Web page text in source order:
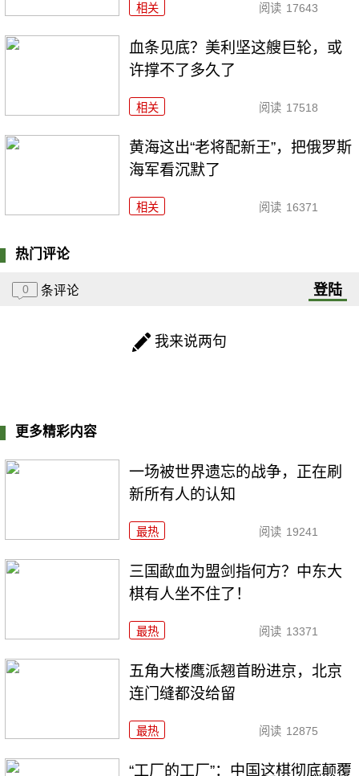
相关 阅读 17643
血条见底？美利坚这艘巨轮，或
许撑不了多久了
相关 阅读 17518
黄海这出“老将配新王”，把俄罗斯
海军看沉默了
相关 阅读 16371
热门评论
0 条评论 登陆
我来说两句
更多精彩内容
一场被世界遗忘的战争，正在刷
新所有人的认知
最热 阅读 19241
三国歃血为盟剑指何方？中东大
棋有人坐不住了！
最热 阅读 13371
五角大楼鹰派翘首盼进京，北京
连门缝都没给留
最热 阅读 12875
“工厂的工厂”：中国这棋彻底颠覆